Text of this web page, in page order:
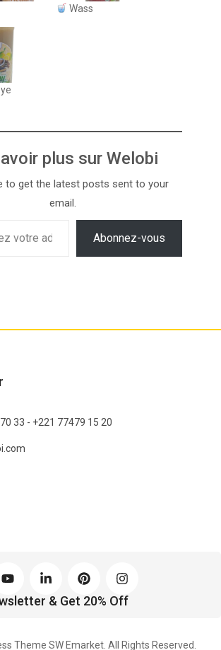
Wass
plus sur Welobi
to get the latest posts sent to your
email.
Abonnez-vous
33 - +221 77479 15 20
& Get 20% Off
Theme SW Emarket. All Rights Reserved.